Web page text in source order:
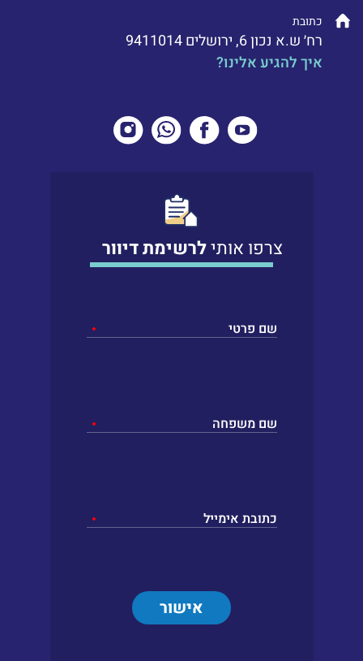
כתובת
רח׳ ש.א נכון 6, ירושלים 9411014
איך להגיע אלינו?
צרפו אותילרשימת דיוור